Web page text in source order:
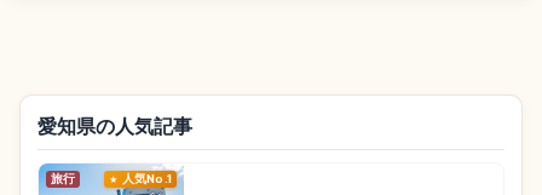
愛知県の人気記事
旅行 人気No.1